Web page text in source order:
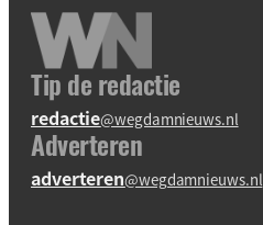
Tip de redactie
redactie@wegdamnieuws.nl
Adverteren
adverteren@wegdamnieuws.nl